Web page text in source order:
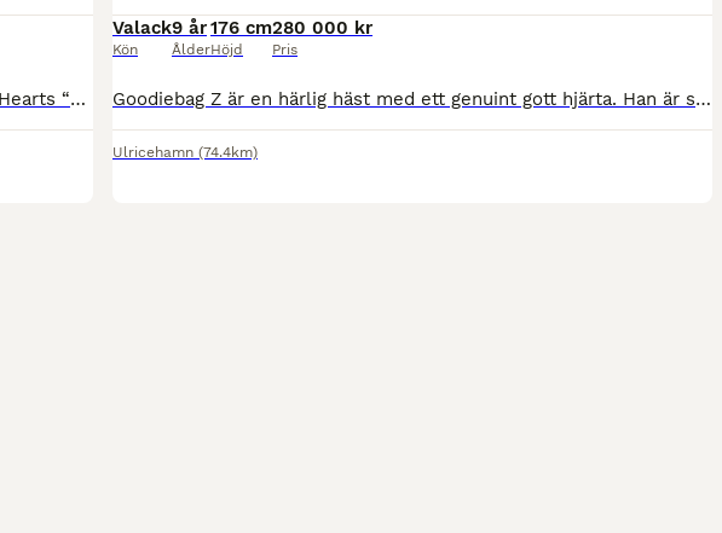
Nu söker min fina uppfödning ett nytt hem. GS Queen of Hearts “Quinnie”, ett SWB-sto född 2025 med en spännande härstamning och goda förutsättningar för framtiden. Quinnie är efter Heartbeat, en internationellt framgångsrik hopphingst som är känd för att nedärva kapacitet, ridbarhet och en god inställning till arbete. På mödernet kommer hon ur Kunigunda, efter King Louie
Valack
Kön
9 år
Ålder
176 cm
Höjd
280 000 kr
Pris
Goodiebag Z är en härlig häst med ett genuint gott hjärta. Han är snäll och lätthanterlig, men har sina nerver – något som gör honom till en häst som belönar en trygg och erfaren hand. I hoppning har han erfarenhet upp till 120 cm och kapaciteten finns för mer - han har ett jättefint scope. Jag har ägt Goodie (som han kallas) sedan 4 års ålder och har följt honom hela ha
Ulricehamn (74.4km)